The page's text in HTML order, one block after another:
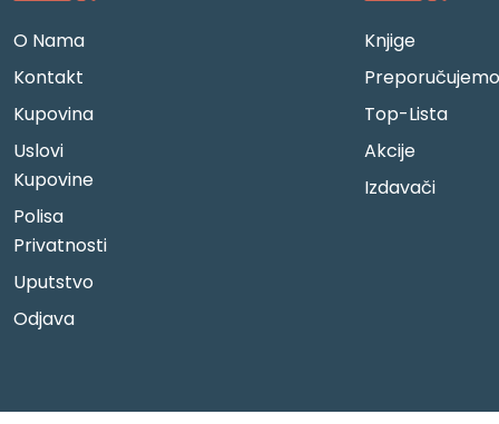
O Nama
Kontakt
Kupovina
Uslovi
Kupovine
Polisa
Privatnosti
Uputstvo
Odjava
Knjige
Preporučujemo
Top-Lista
Akcije
Izdavači